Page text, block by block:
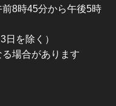
8時45分から午後5時
日を除く）
場合があります